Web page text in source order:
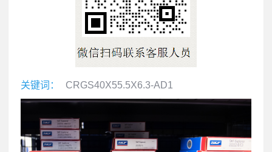
关键词： CRGS40X55.5X6.3-AD1